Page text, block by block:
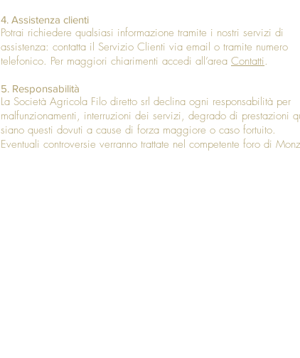
4. Assistenza clienti
Potrai richiedere qualsiasi informazione tramite i nostri servizi di
assistenza: contatta il Servizio Clienti via email o tramite numero
telefonico. Per maggiori chiarimenti accedi all’area Contatti.
5. Responsabilità
La Società Agricola Filo diretto srl declina ogni responsabilità per
malfunzionamenti, interruzioni dei servizi, degrado di prestazioni
siano questi dovuti a cause di forza maggiore o caso fortuito.
Eventuali controversie verranno trattate nel competente foro di